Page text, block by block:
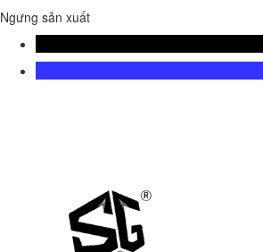
Ngưng sản xuất